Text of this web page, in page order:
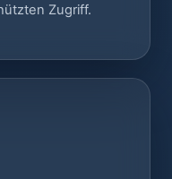
Zugriff.